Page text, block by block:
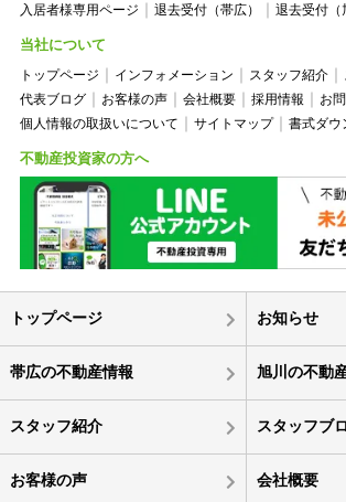
入居者様専用ページ 退去受付（帯広） 退去受付（
当社について
トップページ インフォメーション スタッフ紹介
代表ブログ
お客様の声 会社概要 採用情報
お
個人情報の取扱いについて
サイトマップ 書式ダウ
不動産投資家の方へ
トップページ お知らせ
帯広の不動産情報 旭川の不動
スタッフ紹介 スタッフブ
お客様の声 会社概要